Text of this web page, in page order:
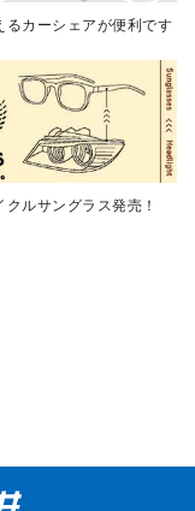
るカーシェアが便利です
クルサングラス発売！